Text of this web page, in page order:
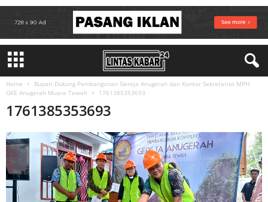
Home
Bupati Dukung Pembangunan Gereja Anugerah dan Kantor Sekretariat MPH
GKE Anugerah Muara Teweh
1761385353693
1761385353693